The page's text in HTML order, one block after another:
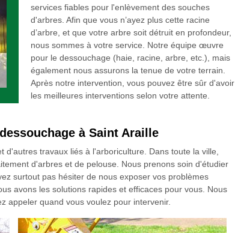
services fiables pour l'enlèvement des souches
d'arbres. Afin que vous n’ayez plus cette racine
d’arbre, et que votre arbre soit détruit en profondeur,
nous sommes à votre service. Notre équipe œuvre
pour le dessouchage (haie, racine, arbre, etc.), mais
également nous assurons la tenue de votre terrain.
Après notre intervention, vous pouvez être sûr d'avoir
les meilleures interventions selon votre attente.
à Saint Araille
d'autres travaux liés à l'arboriculture. Dans toute la ville,
d'arbres et de pelouse. Nous prenons soin d'étudier
surtout pas hésiter de nous exposer vos problèmes
avons les solutions rapides et efficaces pour vous. Nous
appeler quand vous voulez pour intervenir.